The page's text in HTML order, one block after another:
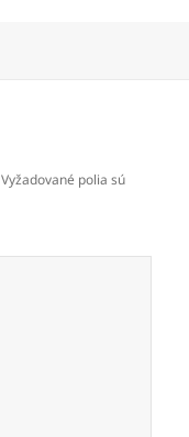
Vyžadované polia sú